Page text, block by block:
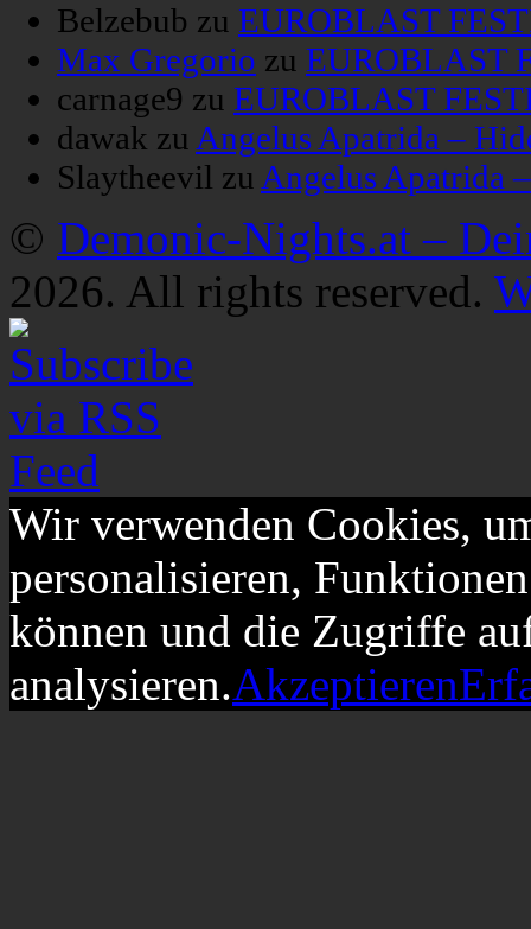
Belzebub zu EUROBLAST
Max Gregorio zu EUROBLAST
carnage9 zu EUROBLAST
dawak zu Angelus Apatrida –
Slaytheevil zu Angelus Apatrida
© Demonic-Nights.at –
2026. All rights reserved.
Wir verwenden Cookies,
personalisieren,
können und die Zugriffe
analysieren.Akzeptieren